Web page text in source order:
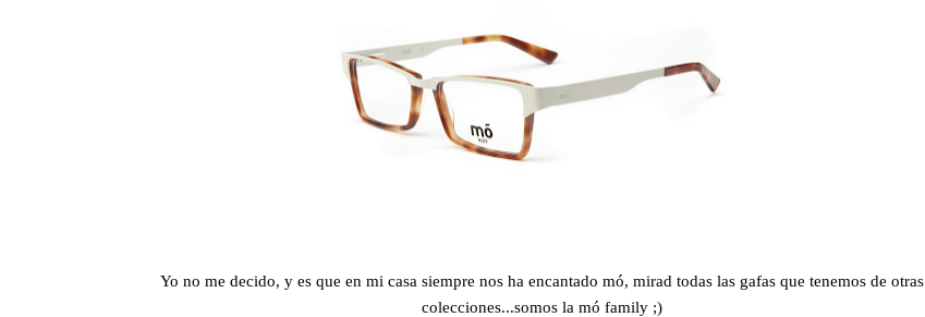
Yo no me decido, y es que en mi casa siempre nos ha encantado mó, mirad todas las gafas que tenemos de otras
colecciones...somos la mó family ;)